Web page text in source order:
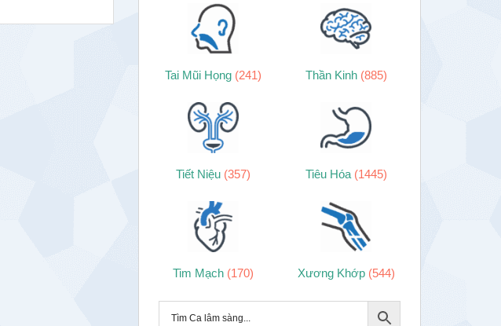
Tai Mũi Họng (241) Thần Kinh (885)
Tiết Niệu (357) Tiêu Hóa (1445)
Tim Mạch (170) Xương Khớp (544)